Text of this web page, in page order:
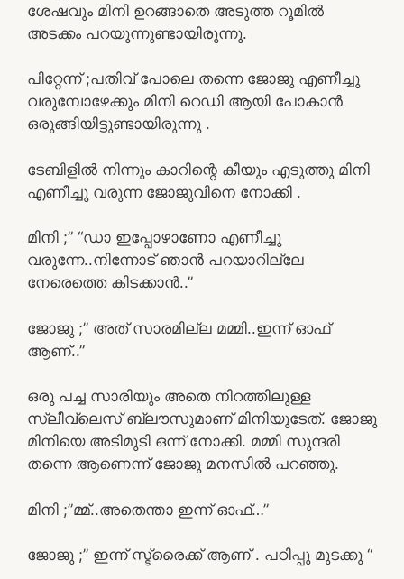
ശേഷവും മിനി ഉറങ്ങാതെ അടുത്ത റൂമിൽ
അടക്കം പറയുന്നുണ്ടായിരുന്നു.
പിറ്റേന്ന് ;പതിവ് പോലെ തന്നെ ജോജു എണീച്ചു
വരുമ്പോഴേക്കും മിനി റെഡി ആയി പോകാൻ
ഒരുങ്ങിയിട്ടുണ്ടായിരുന്നു .
ടേബിളിൽ നിന്നും കാറിന്റെ കീയും എടുത്തു മിനി
എണീച്ചു വരുന്ന ജോജുവിനെ നോക്കി .
മിനി ;” “ഡാ ഇപ്പോഴാണോ എണീച്ചു
വരുന്നേ..നിന്നോട് ഞാൻ പറയാറില്ലേ
നേരെത്തെ കിടക്കാൻ..”
ജോജു ;” അത് സാരമില്ല മമ്മി..ഇന്ന് ഓഫ്
ആണ്..”
ഒരു പച്ച സാരിയും അതെ നിറത്തിലുള്ള
സ്ലീവ്‌ലെസ് ബ്ലൗസുമാണ് മിനിയുടേത്. ജോജു
മിനിയെ അടിമുടി ഒന്ന് നോക്കി. മമ്മി സുന്ദരി
തന്നെ ആണെന്ന് ജോജു മനസിൽ പറഞ്ഞു.
മിനി ;”മ്മ്..അതെന്താ ഇന്ന് ഓഫ്…”
ജോജു ;” ഇന്ന് സ്ട്രൈക്ക് ആണ് . പഠിപ്പു മുടക്കു “